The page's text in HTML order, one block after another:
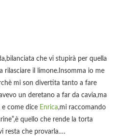
che vi stupirà per quella
rilasciare il limone.Insomma io me
mi son divertita tanto a fare
un deretano a far da cavia,ma
e come dice Enrica,mi raccomando
quello che rende la torta
resta che provarla….